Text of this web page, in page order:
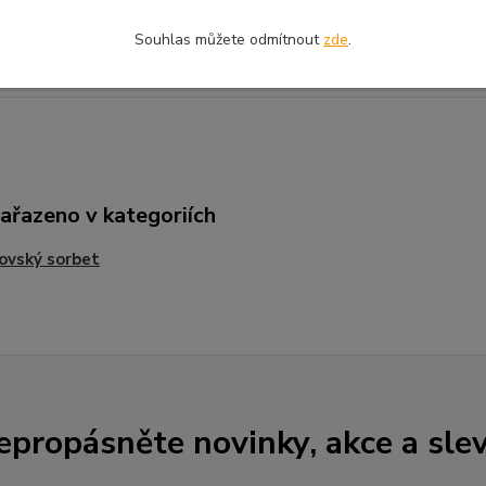
v kategoriích
sorbet
novinky, akce a
Souhlas můžete odmítnout zde.